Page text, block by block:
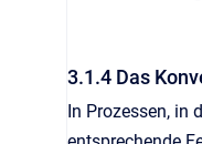
3.1.4 Das
In Prozessen, in